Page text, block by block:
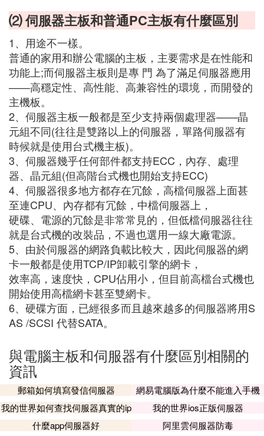
⑵ 伺服器主板和普通PC主板有什麼區別
1、用途不一樣。
普通的家用和辦公電腦的主板，主要需求是在性能和
功能上;而伺服器主板則是專 門 為了滿足伺服器應用
——高穩定性、高性能、高兼容性的環境，而開發的
主機板。
2、伺服器主板一般都是至少支持兩個處理器——晶
元組不同(往往是雙路以上的伺服器，單路伺服器有
時候就是使用台式機主板)。
3、伺服器幾乎任何部件都支持ECC，內存、處理
器、晶元組(但高階台式機也開始支持ECC)
4、伺服器很多地方都存在冗餘，高檔伺服器上面甚
至連CPU、內存都有冗餘，中檔伺服器上，
硬碟、電源的冗餘是非常常見的，但低檔伺服器往往
就是台式機的改裝品，不過也選用一線大廠電源。
5、由於伺服器的網路負載比較大，因此伺服器的網
卡一般都是使用TCP/IP卸載引擎的網卡，
效率高，速度快，CPU佔用小，但目前高檔台式機也
開始使用高檔網卡甚至雙網卡。
6、硬碟方面，已經很多而且越來越多的伺服器將用S
AS /SCSI 代替SATA。
與電腦主板和伺服器有什麼區別相關的
資訊
郵箱如何填寫發信伺服器
網易電腦版為什麼不能進入手機
伺服器
我的世界如何查找伺服器真實的ip
我的世界ios正版伺服器
什麼app伺服器好
阿里雲伺服器防毒